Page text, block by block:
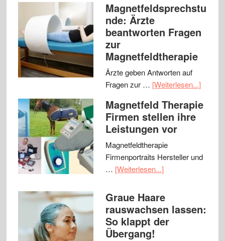
Magnetfeldsprechstu
nde: Ärzte
beantworten Fragen
zur
Magnetfeldtherapie
Ärzte geben Antworten auf
Fragen zur … [Weiterlesen...]
Magnetfeld Therapie
Firmen stellen ihre
Leistungen vor
Magnetfeldtherapie
Firmenportraits Hersteller und
… [Weiterlesen...]
Graue Haare
rauswachsen lassen:
So klappt der
Übergang!